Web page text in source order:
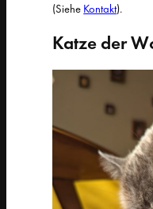
(Siehe Kontakt).
Katze der